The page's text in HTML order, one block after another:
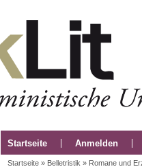
Startseite Anmelden
Startseite » Belletristik » Romane und